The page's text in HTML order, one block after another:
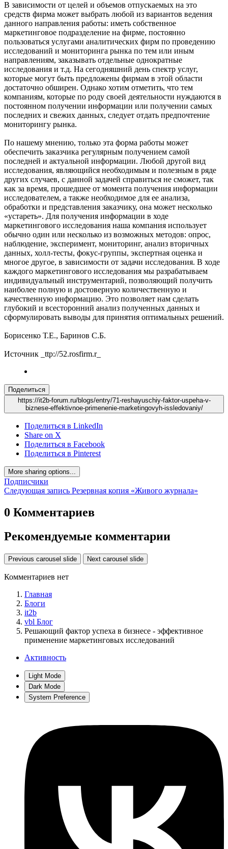
В зависимости от целей и объемов отпускаемых на это
средств фирма может выбрать любой из вариантов ведения
данного направления работы: иметь собственное
маркетинговое подразделение на фирме, постоянно
пользоваться услугами аналитических фирм по проведению
исследований и мониторинга рынка по тем или иным
направлениям, заказывать отдельные однократные
исследования и т.д. На сегодняшний день спектр услуг,
которые могут быть предложены фирмам в этой области
достаточно обширен. Однако хотим отметить, что тем
компаниям, которые по роду своей деятельности нуждаются в
постоянном получении информации или получении самых
последних и свежих данных, следует отдать предпочтение
мониторингу рынка.
По нашему мнению, только эта форма работы может
обеспечить заказчика регулярным получением самой
последней и актуальной информации. Любой другой вид
исследования, являющийся необходимым и полезным в ряде
других случаев, с данной задачей справиться не сможет, так
как за время, прошедшее от момента получения информации
исследователем, а также необходимое для ее анализа,
обработки и представления заказчику, она может несколько
«устареть». Для получения информации в ходе
маркетингового исследования наша компания использует
обычно один или несколько из возможных методов: опрос,
наблюдение, эксперимент, мониторинг, анализ вторичных
данных, холл-тесты, фокус-группы, экспертная оценка и
многое другое, в зависимости от задачи исследования. В ходе
каждого маркетингового исследования мы разрабатываем
индивидуальный инструментарий, позволяющий получить
наиболее полную и достоверную количественную и
качественную информацию. Это позволяет нам сделать
глубокий и всесторонний анализ полученных данных и
сформулировать выводы для принятия оптимальных решений.
Борисенко Т.Е., Баринов С.Б.
Источник _ttp://52.rosfirm.r_
Поделиться
https://it2b-forum.ru/blogs/entry/71-reshayuschiy-faktor-uspeha-v-
biznese-effektivnoe-primenenie-marketingovyh-issledovaniy/
Поделиться в LinkedIn
Share on X
Поделиться в Facebook
Поделиться в Pinterest
More sharing options...
Подписчики
Следующая запись Резервная копия «Живого журнала»
0 Комментариев
Рекомендуемые комментарии
Previous carousel slide Next carousel slide
Комментариев нет
Главная
Блоги
it2b
vbl Блог
Решающий фактор успеха в бизнесе - эффективное
применение маркетинговых исследований
Активность
Light Mode
Dark Mode
System Preference